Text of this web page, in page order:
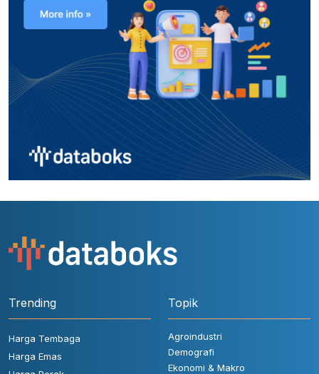
Trending
Harga Tembaga
Harga Emas
Topik
Agroindustri
Demografi
Ekonomi & Makro